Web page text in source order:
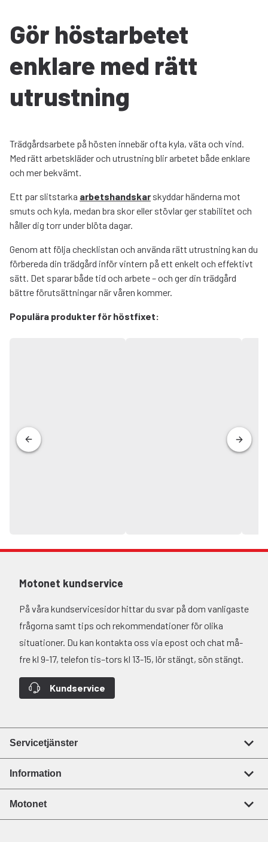
Gör höstarbetet
enklare med rätt
utrustning
Trädgårdsarbete på hösten innebär ofta kyla, väta och vind.
Med rätt arbetskläder och utrustning blir arbetet både enklare
och mer bekvämt.
Ett par slitstarka arbetshandskar skyddar händerna mot
smuts och kyla, medan bra skor eller stövlar ger stabilitet och
håller dig torr under blöta dagar.
Genom att följa checklistan och använda rätt utrustning kan du
förbereda din trädgård inför vintern på ett enkelt och effektivt
sätt. Det sparar både tid och arbete – och ger din trädgård
bättre förutsättningar när våren kommer.
Populära produkter för höstfixet:
Motonet kundservice
På våra kundservicesidor hittar du svar på dom vanligaste
frågorna samt tips och rekommendationer för olika
situationer. Du kan kontakta oss via epost och chat må-
fre kl 9-17, telefon tis–tors kl 13-15, lör stängt, sön stängt.
Kundservice
Servicetjänster
Information
Motonet